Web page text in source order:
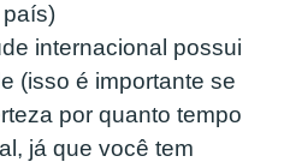
internacional possui
(isso é importante se
por quanto tempo
já que você tem